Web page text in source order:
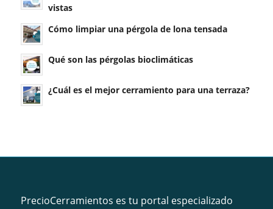
vistas
Cómo limpiar una pérgola de lona tensada
Qué son las pérgolas bioclimáticas
¿Cuál es el mejor cerramiento para una terraza?
PrecioCerramientos es tu portal especializado